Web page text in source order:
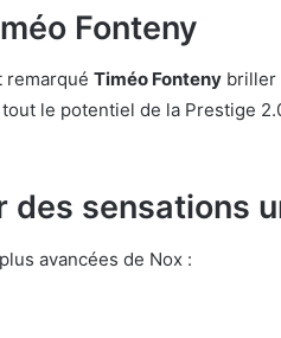
Fonteny
remarqué Timéo Fonteny briller
le potentiel de la Prestige
des sensations
avancées de Nox :